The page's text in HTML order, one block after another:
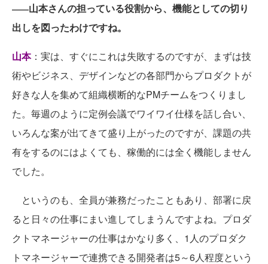
――山本さんの担っている役割から、機能としての切り
出しを図ったわけですね。
山本：実は、すぐにこれは失敗するのですが、まずは技
術やビジネス、デザインなどの各部門からプロダクトが
好きな人を集めて組織横断的なPMチームをつくりまし
た。毎週のように定例会議でワイワイ仕様を話し合い、
いろんな案が出てきて盛り上がったのですが、課題の共
有をするのにはよくても、稼働的には全く機能しません
でした。
というのも、全員が兼務だったこともあり、部署に戻
ると日々の仕事にまい進してしまうんですよね。プロダ
クトマネージャーの仕事はかなり多く、1人のプロダク
トマネージャーで連携できる開発者は5～6人程度という